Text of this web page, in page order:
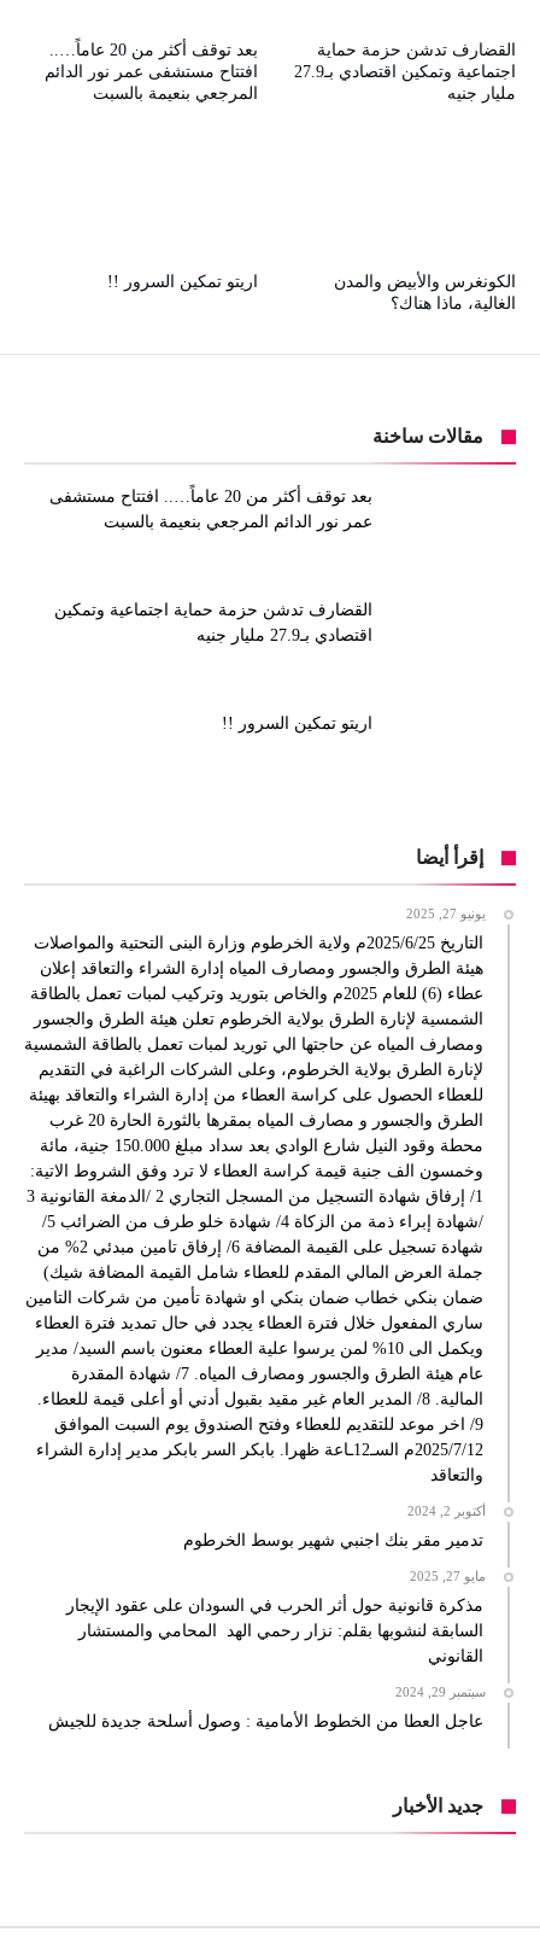
بعد توقف أكثر من 20 عاماً…..
افتتاح مستشفى عمر نور الدائم
المرجعي بنعيمة بالسبت
القضارف تدشن حزمة حماية
اجتماعية وتمكين اقتصادي بـ27.9
مليار جنيه
اريتو تمكين السرور !!
الكونغرس والأبيض والمدن
الغالية، ماذا هناك؟
مقالات ساخنة
بعد توقف أكثر من 20 عاماً….. افتتاح مستشفى
عمر نور الدائم المرجعي بنعيمة بالسبت
القضارف تدشن حزمة حماية اجتماعية وتمكين
اقتصادي بـ27.9 مليار جنيه
اريتو تمكين السرور !!
إقرأ أيضا
يونيو 27, 2025
التاريخ 2025/6/25م ولاية الخرطوم وزارة البنى التحتية والمواصلات
هيئة الطرق والجسور ومصارف المياه إدارة الشراء والتعاقد إعلان
عطاء (6) للعام 2025م والخاص بتوريد وتركيب لمبات تعمل بالطاقة
الشمسية لإنارة الطرق بولاية الخرطوم تعلن هيئة الطرق والجسور
ومصارف المياه عن حاجتها الي توريد لمبات تعمل بالطاقة الشمسية
لإنارة الطرق بولاية الخرطوم، وعلى الشركات الراغبة في التقديم
للعطاء الحصول على كراسة العطاء من إدارة الشراء والتعاقد بهيئة
الطرق والجسور و مصارف المياه بمقرها بالثورة الحارة 20 غرب
محطة وقود النيل شارع الوادي بعد سداد مبلغ 150.000 جنية، مائة
وخمسون الف جنية قيمة كراسة العطاء لا ترد وفق الشروط الاتية:
1/ إرفاق شهادة التسجيل من المسجل التجاري 2 /الدمغة القانونية 3
/شهادة إبراء ذمة من الزكاة 4/ شهادة خلو طرف من الضرائب 5/
شهادة تسجيل على القيمة المضافة 6/ إرفاق تامين مبدئي 2% من
جملة العرض المالي المقدم للعطاء شامل القيمة المضافة شيك)
ضمان بنكي خطاب ضمان بنكي او شهادة تأمين من شركات التامين
ساري المفعول خلال فترة العطاء يجدد في حال تمديد فترة العطاء
ويكمل الى 10% لمن يرسوا علية العطاء معنون باسم السيد/ مدير
عام هيئة الطرق والجسور ومصارف المياه. 7/ شهادة المقدرة
المالية. 8/ المدير العام غير مقيد بقبول أدني أو أعلى قيمة للعطاء.
9/ اخر موعد للتقديم للعطاء وفتح الصندوق يوم السبت الموافق
2025/7/12م السـ12ـاعة ظهرا. بابكر السر بابكر مدير إدارة الشراء
والتعاقد
أكتوبر 2, 2024
تدمير مقر بنك اجنبي شهير بوسط الخرطوم
مايو 27, 2025
مذكرة قانونية حول أثر الحرب في السودان على عقود الإيجار
السابقة لنشوبها بقلم: نزار رحمي الهد المحامي والمستشار
القانوني
سبتمبر 29, 2024
عاجل العطا من الخطوط الأمامية : وصول أسلحة جديدة للجيش
جديد الأخبار